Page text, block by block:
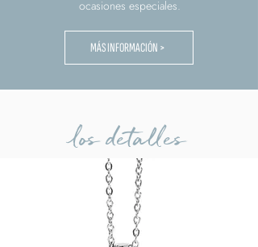
ocasiones especiales.
MÁS INFORMACIÓN >
los detalles